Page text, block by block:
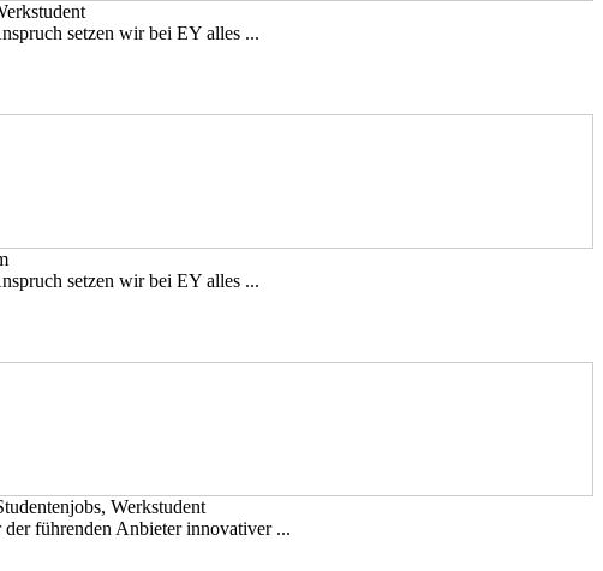
setzen wir bei EY alles ...
setzen wir bei EY alles ...
Werkstudent
führenden Anbieter innovativer ...